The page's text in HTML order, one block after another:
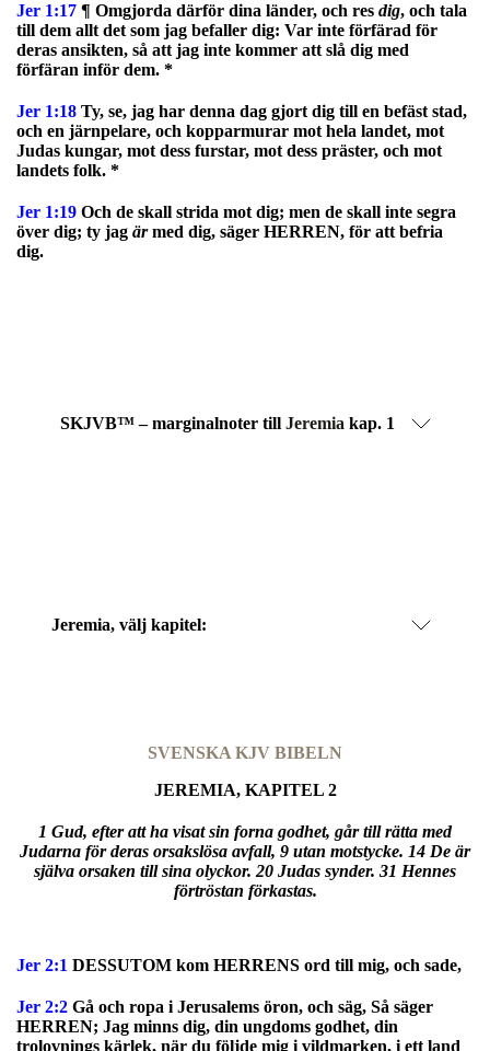
Jer 1:17 ¶ Omgjorda därför dina länder, och res dig, och tala
till dem allt det som jag befaller dig: Var inte förfärad för
deras ansikten, så att jag inte kommer att slå dig med
förfäran inför dem. *
Jer 1:18 Ty, se, jag har denna dag gjort dig till en befäst stad,
och en järnpelare, och kopparmurar mot hela landet, mot
Judas kungar, mot dess furstar, mot dess präster, och mot
landets folk. *
Jer 1:19 Och de skall strida mot dig; men de skall inte segra
över dig; ty jag ärmed dig, säger HERREN, för att befria
dig.
SKJVB™ – marginalnoter till Jeremia kap. 1
Jeremia, välj kapitel:
SVENSKA KJV BIBELN
JEREMIA, KAPITEL 2
1 Gud, efter att ha visat sin forna godhet, går till rätta med
Judarna för deras orsakslösa avfall, 9 utan motstycke. 14 De är
själva orsaken till sina olyckor. 20 Judas synder. 31 Hennes
förtröstan förkastas.
Jer 2:1 DESSUTOM kom HERRENS ord till mig, och sade,
Jer 2:2 Gå och ropa i Jerusalems öron, och säg, Så säger
HERREN; Jag minns dig, din ungdoms godhet, din
trolovnings kärlek, när du följde mig i vildmarken, i ett land